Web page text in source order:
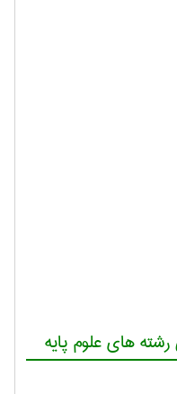
های علوم پایه